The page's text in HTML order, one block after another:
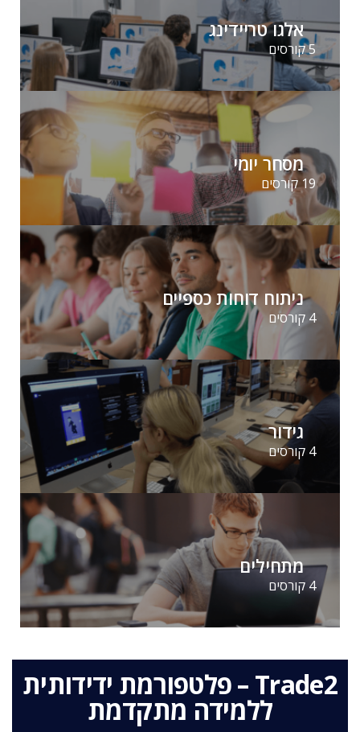
אלגו טריידינג
5 קורסים
מסחר יומי
19 קורסים
ניתוח דוחות כספיים
4 קורסים
גידור
4 קורסים
מתחילים
4 קורסים
Trade2 – פלטפורמת ידידותית
ללמידה מתקדמת